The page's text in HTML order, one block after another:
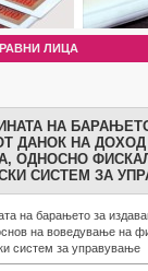
ЛИЦА
НА
ДАНОК НА
ОДНОСНО
СИСТЕМ ЗА
на барањето за
на воведување на
систем за управување